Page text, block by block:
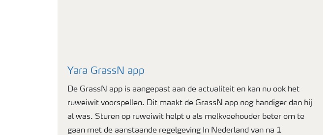
Yara GrassN app
De GrassN app is aangepast aan de actualiteit en kan nu ook het
ruweiwit voorspellen. Dit maakt de GrassN app nog handiger dan hij
al was. Sturen op ruweiwit helpt u als melkveehouder beter om te
gaan met de aanstaande regelgeving In Nederland van na 1